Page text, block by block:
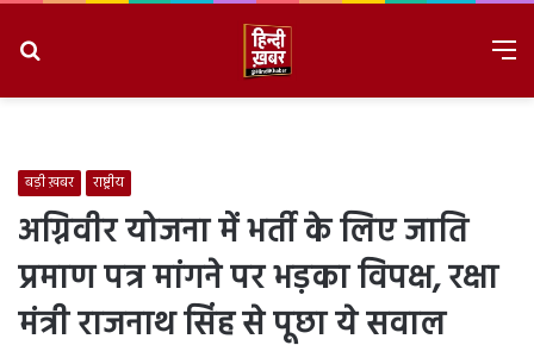
बड़ी ख़बर राष्ट्रीय
अग्निवीर योजना में भर्ती के लिए जाति
प्रमाण पत्र मांगने पर भड़का विपक्ष, रक्षा
मंत्री राजनाथ सिंह से पूछा ये सवाल